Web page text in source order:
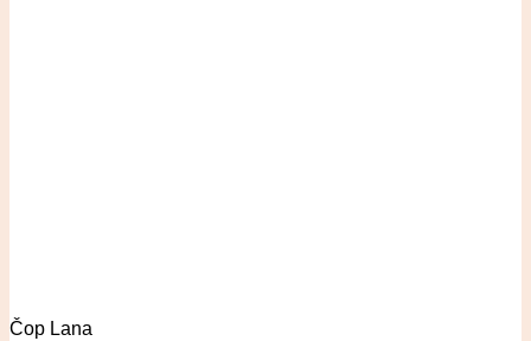
Čop Lana